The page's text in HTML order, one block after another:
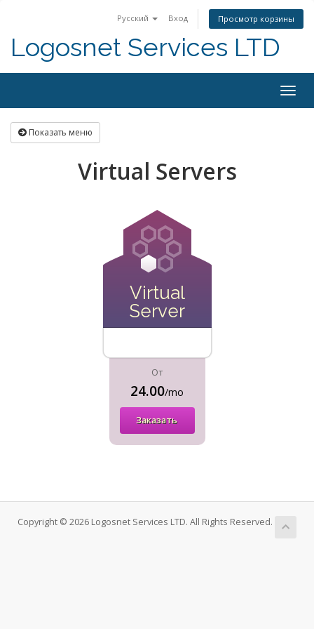
Русский Вход Просмотр корзины
Logosnet Services LTD
Показать меню
Virtual Servers
Virtual
Server
От
24.00/mo
Заказать
Copyright © 2026 Logosnet Services LTD. All Rights Reserved.